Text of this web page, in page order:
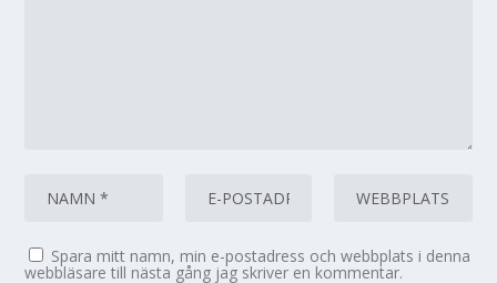
Spara mitt namn, min e-postadress och webbplats i denna
webbläsare till nästa gång jag skriver en kommentar.